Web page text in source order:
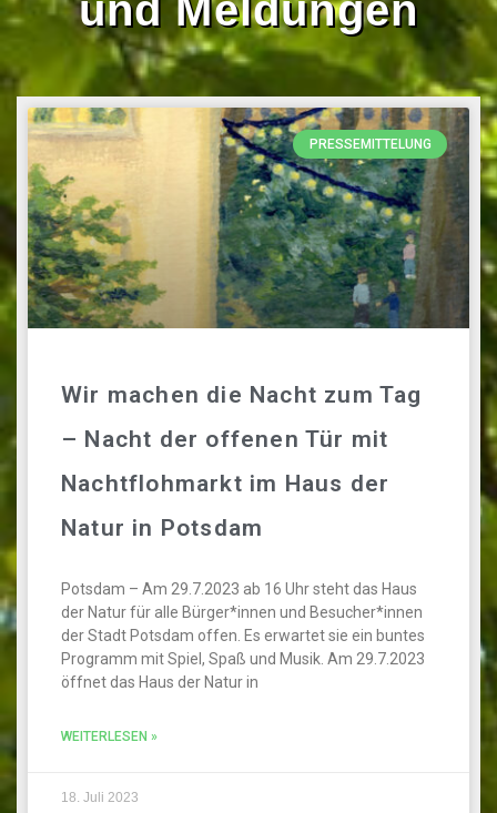
und Meldungen
PRESSEMITTELUNG
Wir machen die Nacht zum Tag
– Nacht der offenen Tür mit
Nachtflohmarkt im Haus der
Natur in Potsdam
Potsdam – Am 29.7.2023 ab 16 Uhr steht das Haus
der Natur für alle Bürger*innen und Besucher*innen
der Stadt Potsdam offen. Es erwartet sie ein buntes
Programm mit Spiel, Spaß und Musik. Am 29.7.2023
öffnet das Haus der Natur in
WEITERLESEN »
18. Juli 2023